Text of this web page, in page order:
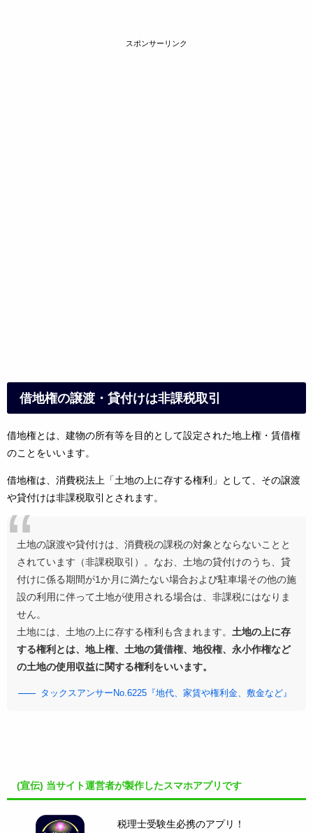
スポンサーリンク
借地権の譲渡・貸付けは非課税取引
借地権とは、建物の所有等を目的として設定された地上権・賃借権
のことをいいます。
借地権は、消費税法上「土地の上に存する権利」として、その譲渡
や貸付けは非課税取引とされます。
土地の譲渡や貸付けは、消費税の課税の対象とならないことと
されています（非課税取引）。なお、土地の貸付けのうち、貸
付けに係る期間が1か月に満たない場合および駐車場その他の施
設の利用に伴って土地が使用される場合は、非課税にはなりま
せん。
土地には、土地の上に存する権利も含まれます。 土地の上に存
する権利とは、地上権、土地の賃借権、地役権、永小作権など
の土地の使用収益に関する権利をいいます。
タックスアンサーNo.6225『地代、家賃や権利金、敷金など』
(宣伝) 当サイト運営者が製作したスマホアプリです
税理士受験生必携のアプリ！